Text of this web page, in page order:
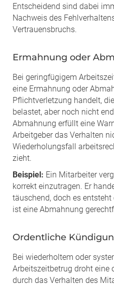
Entscheidend sind dabei
Nachweis des
Vertrauensbruchs.
Ermahnung oder
Bei geringfügigem
eine Ermahnung oder
Pflichtverletzung handelt,
belastet, aber noch nicht
Abmahnung erfüllt eine
Arbeitgeber das Verhalten
Wiederholungsfall
zieht.
Beispiel: Ein Mitarbeiter
korrekt einzutragen. Er
täuschend, doch es
ist eine Abmahnung
Ordentliche
Bei wiederholtem oder
Arbeitszeitbetrug droht eine
durch das Verhalten des